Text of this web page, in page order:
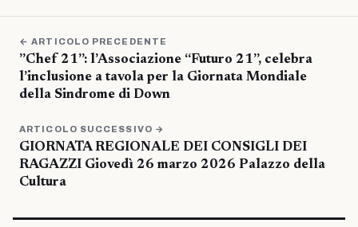
← ARTICOLO PRECEDENTE
”Chef 21”: l’Associazione “Futuro 21”, celebra
l’inclusione a tavola per la Giornata Mondiale
della Sindrome di Down
ARTICOLO SUCCESSIVO →
GIORNATA REGIONALE DEI CONSIGLI DEI
RAGAZZI Giovedì 26 marzo 2026 Palazzo della
Cultura